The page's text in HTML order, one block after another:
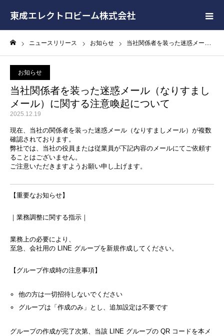
東成エレクトロビーム株式会社
ニュースリリース お知らせ 当社関係者を装った迷惑メール（なりすましメール）に関する注意喚起について
お知らせ
当社関係者を装った迷惑メール（なりすまし
メール）に関する注意喚起について
2025.12.19
現在、当社の関係者を装った迷惑メール（なりすましメール）が複数
確認されております。
弊社では、当社の役員または従業員が下記内容のメールにてご依頼す
ることはございません。
ご注意いただきますようお願い申し上げます。
【重要なお知らせ】
｜業務調整に関する指示｜
業務上の必要により、
至急、会社用の LINE グループを新規作成してください。
【グループ作成時の注意事項】
他の方は一切招待しないでください
グループは「作成のみ」とし、追加設定は不要です
グループの作成が完了次第、当該 LINE グループの QR コードを本メ